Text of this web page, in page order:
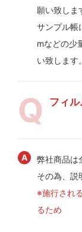
願い致しま
サンプル帳
mなどの少
い致します。
フィ
弊社商品は
その為、説
※施行され
るため